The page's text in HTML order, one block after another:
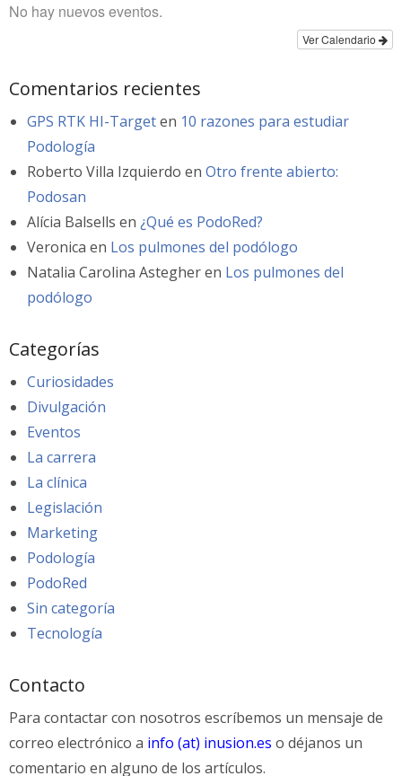
No hay nuevos eventos.
Ver Calendario
Comentarios recientes
GPS RTK HI-Targeten 10 razones para estudiar
Podología
Roberto Villa Izquierdo en Otro frente abierto:
Podosan
Alícia Balsells en ¿Qué es PodoRed?
Veronica en Los pulmones del podólogo
Natalia Carolina Astegheren Los pulmones del
podólogo
Categorías
Curiosidades
Divulgación
Eventos
La carrera
La clínica
Legislación
Marketing
Podología
PodoRed
Sin categoría
Tecnología
Contacto
Para contactar con nosotros escríbemos un mensaje de
correo electrónico a info (at) inusion.es o déjanos un
comentario en alguno de los artículos.